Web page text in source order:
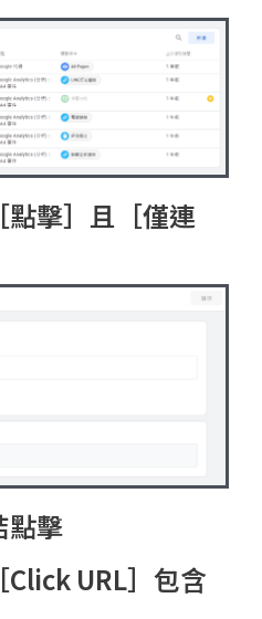
擊］且［僅連
點擊
URL］包含